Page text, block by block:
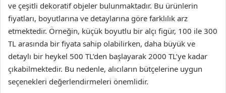
ve çeşitli dekoratif objeler bulunmaktadır. Bu ürünlerin
fiyatları, boyutlarına ve detaylarına göre farklılık arz
etmektedir. Örneğin, küçük boyutlu bir alçı figür, 100 ile 300
TL arasında bir fiyata sahip olabilirken, daha büyük ve
detaylı bir heykel 500 TL’den başlayarak 2000 TL’ye kadar
çıkabilmektedir. Bu nedenle, alıcıların bütçelerine uygun
seçenekleri değerlendirmeleri önemlidir.